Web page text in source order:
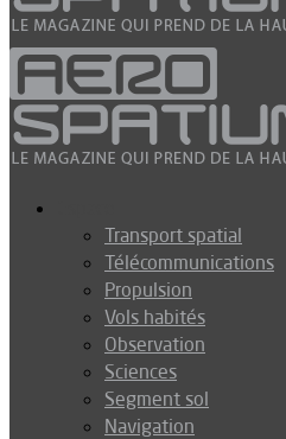
Transport spatial
Télécommunications
Propulsion
Vols habités
Observation
Sciences
Segment sol
Navigation